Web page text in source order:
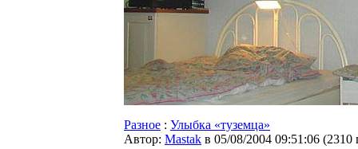
Разное : Улыбка «туземца»
Автор: Мastak в 05/08/2004 09:51:06 (2310